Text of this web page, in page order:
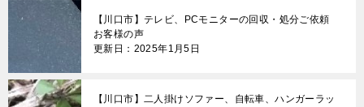
【川口市】テレビ、PCモニターの回収・処分ご依頼
お客様の声
更新日：2025年1月5日
【川口市】二人掛けソファー、自転車、ハンガーラッ